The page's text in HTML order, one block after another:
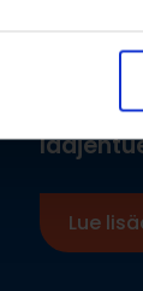
pitkälle
Lue